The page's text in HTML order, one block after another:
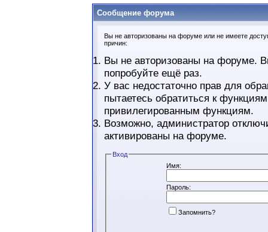
Сообщение форума
Вы не авторизованы на форуме или не имеете
причин:
Вы не авторизованы на форуме.
попробуйте ещё раз.
У вас недостаточно прав для
пытаетесь обратиться к
привилегированным функциям.
Возможно, администратор
активированы на форуме.
Вход
Имя:
Пароль:
Запомнить?